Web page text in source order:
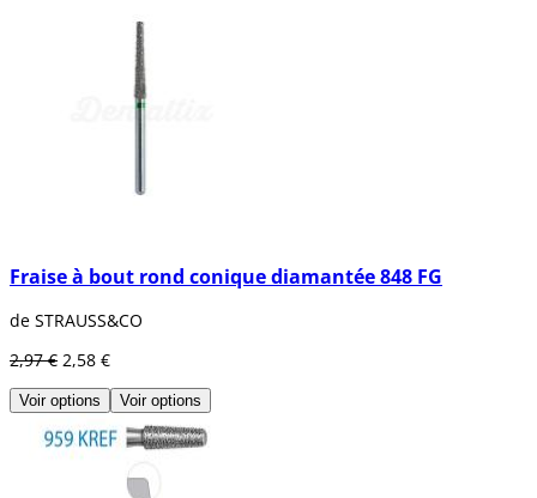
Fraise à bout rond conique diamantée 848 FG
de STRAUSS&CO
2,97 € 2,58 €
Voir options Voir options